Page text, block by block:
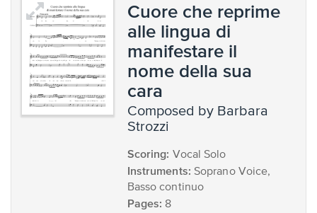
Cuore che reprime
alle lingua di
manifestare il
nome della sua
cara
composed by Barbara
Strozzi
Scoring: Vocal Solo
Instruments: Soprano Voice,
Basso continuo
Pages: 8